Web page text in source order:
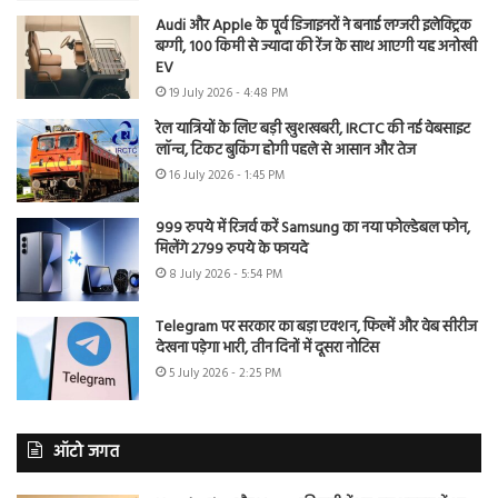
Audi और Apple के पूर्व डिजाइनरों ने बनाई लग्जरी इलेक्ट्रिक
बग्गी, 100 किमी से ज्यादा की रेंज के साथ आएगी यह अनोखी
EV
19 July 2026 - 4:48 PM
रेल यात्रियों के लिए बड़ी खुशखबरी, IRCTC की नई वेबसाइट
लॉन्च, टिकट बुकिंग होगी पहले से आसान और तेज
16 July 2026 - 1:45 PM
999 रुपये में रिजर्व करें Samsung का नया फोल्डेबल फोन,
मिलेंगे 2799 रुपये के फायदे
8 July 2026 - 5:54 PM
Telegram पर सरकार का बड़ा एक्शन, फिल्में और वेब सीरीज
देखना पड़ेगा भारी, तीन दिनों में दूसरा नोटिस
5 July 2026 - 2:25 PM
ऑटो जगत